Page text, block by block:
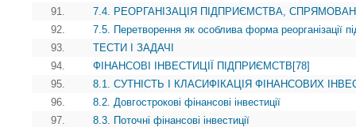
91.
7.4. РЕОРГАНІЗАЦІЯ ПІДПРИЄМСТВА,
92.
7.5. Перетворення як особлива форма реорганізації
93.
ТЕСТИ І ЗАДАЧІ
94.
ФІНАНСОВІ ІНВЕСТИЦІЇ ПІДПРИЄМСТВ[78]
95.
8.1. СУТНІСТЬ І КЛАСИФІКАЦІЯ ФІНАНСОВИХ
96.
8.2. Довгострокові фінансові інвестиції
97.
8.3. Поточні фінансові інвестиції